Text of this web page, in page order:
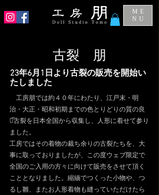
ME
NU
古裂 朋
23年6月1日より古裂の販売を開始い
たしました
​ 工房朋では約４０年にわたり、江戸末・明
治・大正・昭和初期までの色とりどりの質の良
い͡古裂を日本全国から収集し、人形に着せて参り
ました。
工房ではその着物の裁ち余りの古裂たちを、大
事に取っておりましたが、この度ウェブ限定で
全国のご入用の方々に向けて販売をさせて頂く
こととなりました。 縮緬でつくった小物や、つ
るし雛、またお人形着物も縫っていただけたら